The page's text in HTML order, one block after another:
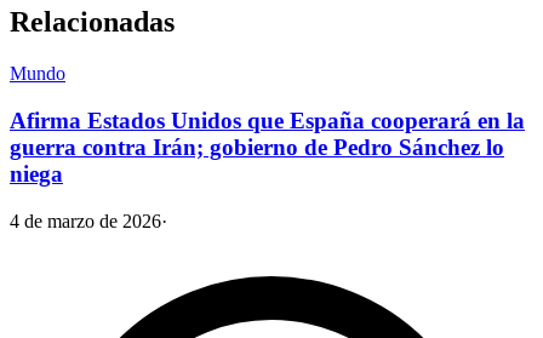
Relacionadas
Mundo
Afirma Estados Unidos que España cooperará en la
guerra contra Irán; gobierno de Pedro Sánchez lo
niega
4 de marzo de 2026·